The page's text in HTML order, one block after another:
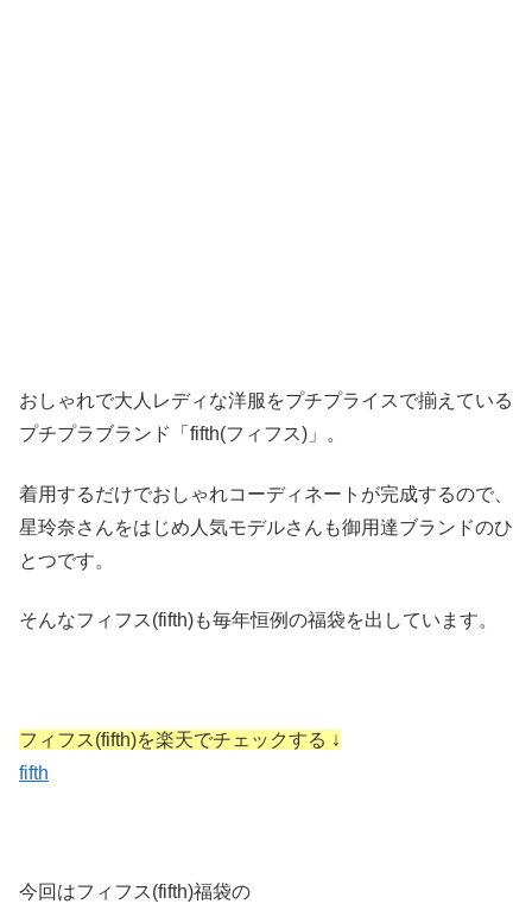
おしゃれで大人レディな洋服をプチプライスで揃えている
プチプラブランド「fifth(フィフス)」。
着用するだけでおしゃれコーディネートが完成するので、
星玲奈さんをはじめ人気モデルさんも御用達ブランドのひ
とつです。
そんなフィフス(fifth)も毎年恒例の福袋を出しています。
フィフス(fifth)を楽天でチェックする ↓
fifth
今回はフィフス(fifth)福袋の